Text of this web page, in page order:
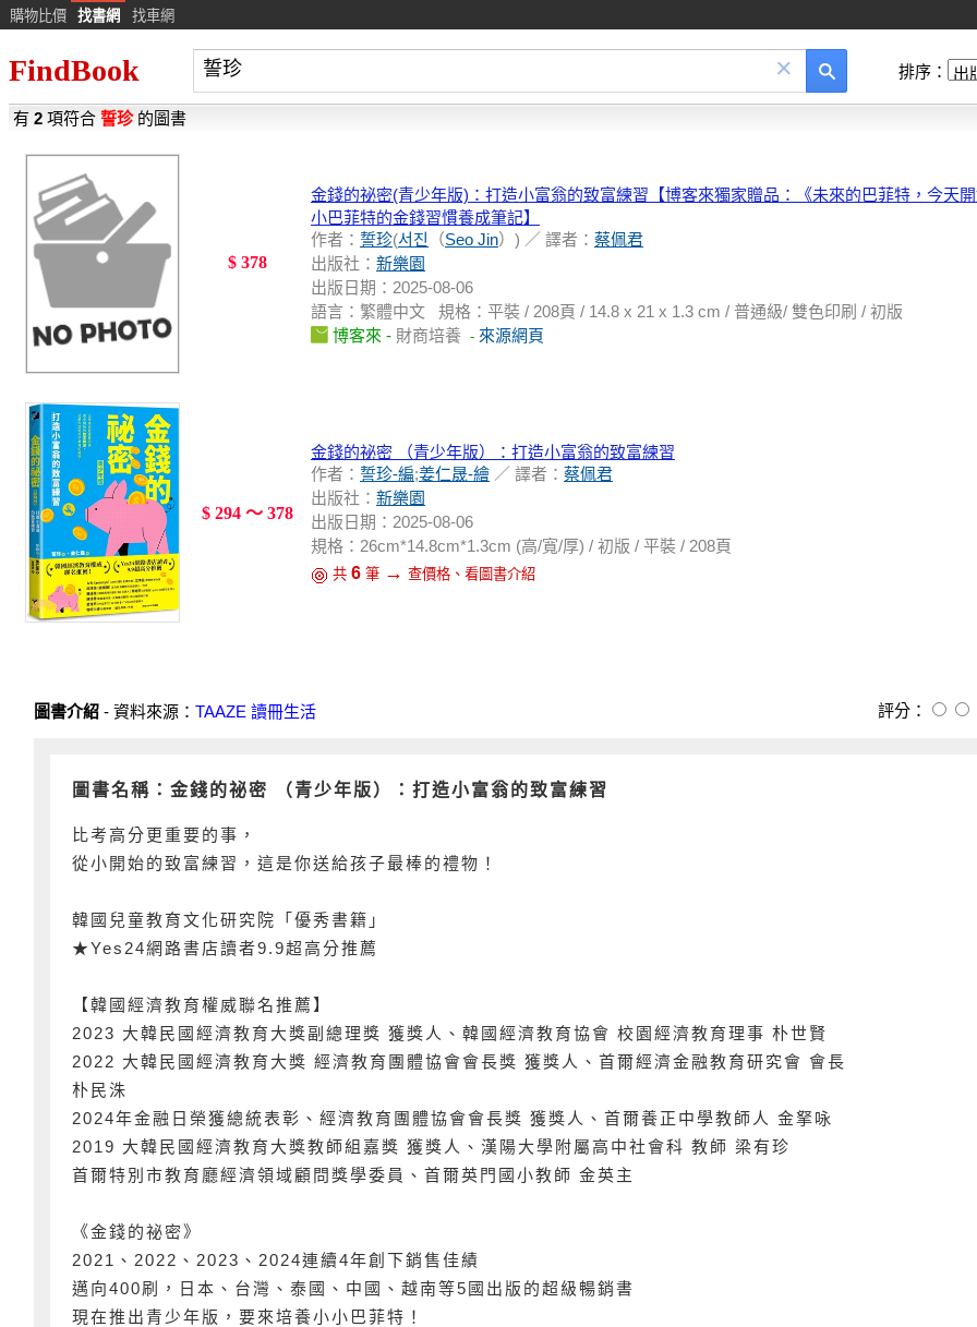
購物比價 找書網 找車網
FindBook × 排序：
有 2 項符合 誓珍的圖書
$ 378
金錢的祕密(青少年版)：打造小富翁的致富練習【博客來獨家贈品：《未來的巴菲特，今天
小巴菲特的金錢習慣養成筆記】
作者： 誓珍(서진 （Seo Jin）) ／ 譯者： 蔡佩君
出版社： 新樂園
出版日期：2025-08-06
語言：繁體中文 規格：平裝 / 208頁 / 14.8 x 21 x 1.3 cm / 普通級/ 雙色印刷 / 初版
博客來 - 財商培養 - 來源網頁
$ 294 ～ 378
金錢的祕密 （青少年版）：打造小富翁的致富練習
作者： 誓珍-編;姜仁晟-繪 ／ 譯者： 蔡佩君
出版社： 新樂園
出版日期：2025-08-06
規格：26cm*14.8cm*1.3cm (高/寬/厚) / 初版 / 平裝 / 208頁
共 6 筆 → 查價格、看圖書介紹
圖書介紹 - 資料來源： TAAZE 讀冊生活 評分：
圖書名稱：金錢的祕密 （青少年版）：打造小富翁的致富練習
比考高分更重要的事，
從小開始的致富練習，這是你送給孩子最棒的禮物！
韓國兒童教育文化研究院「優秀書籍」
★Yes24網路書店讀者9.9超高分推薦
【韓國經濟教育權威聯名推薦】
2023 大韓民國經濟教育大獎副總理獎 獲獎人、韓國經濟教育協會 校園經濟教育理事 朴世賢
2022 大韓民國經濟教育大獎 經濟教育團體協會會長獎 獲獎人、首爾經濟金融教育研究會 會長
朴民洙
2024年金融日榮獲總統表彰、經濟教育團體協會會長獎 獲獎人、首爾養正中學教師人 金拏咏
2019 大韓民國經濟教育大獎教師組嘉獎 獲獎人、漢陽大學附屬高中社會科 教師 梁有珍
首爾特別市教育廳經濟領域顧問獎學委員、首爾英門國小教師 金英主
《金錢的祕密》
2021、2022、2023、2024連續4年創下銷售佳績
邁向400刷，日本、台灣、泰國、中國、越南等5國出版的超級暢銷書
現在推出青少年版，要來培養小小巴菲特！